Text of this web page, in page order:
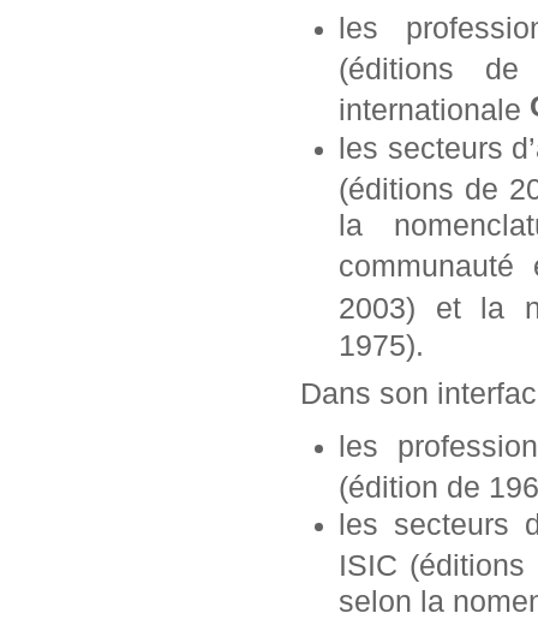
les
(éditions
internationale
les secteurs
(éditions de
la
2003)
et la
1975).
Dans son
les
(édition de
les secteurs
ISIC
selon la